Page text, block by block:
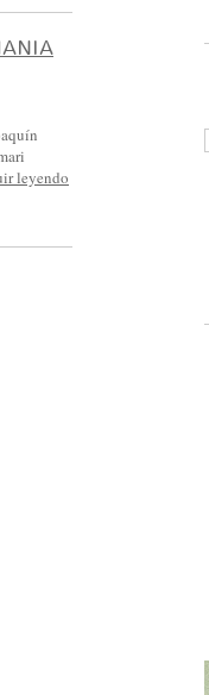
leyendo